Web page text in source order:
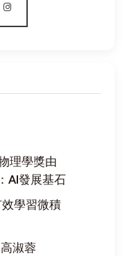
理學獎由
AI發展基石
學習微積
淑蓉